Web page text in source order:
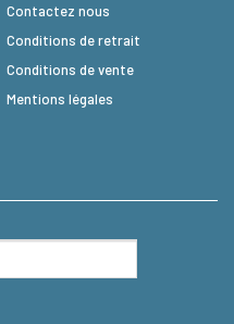
Contactez nous
Conditions de retrait
Conditions de vente
Mentions légales